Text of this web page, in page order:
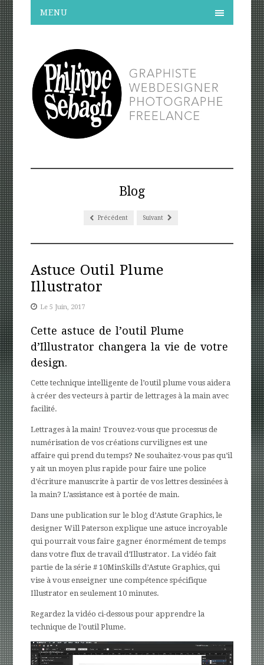
MENU
Blog
Précédent Suivant
Astuce Outil Plume
Illustrator
Le 5 Juin, 2017
Cette astuce de l’outil Plume
d’Illustrator changera la vie de votre
design.
Cette technique intelligente de l’outil plume vous aidera
à créer des vecteurs à partir de lettrages à la main avec
facilité.
Lettrages à la main! Trouvez-vous que processus de
numérisation de vos créations curvilignes est une
affaire qui prend du temps? Ne souhaitez-vous pas qu’il
y ait un moyen plus rapide pour faire une police
d’écriture manuscrite à partir de vos lettres dessinées à
la main? L’assistance est à portée de main.
Dans une publication sur le blog d’Astute Graphics, le
designer Will Paterson explique une astuce incroyable
qui pourrait vous faire gagner énormément de temps
dans votre flux de travail d’Illustrator. La vidéo fait
partie de la série # 10MinSkills d’Astute Graphics, qui
vise à vous enseigner une compétence spécifique
Illustrator en seulement 10 minutes.
Regardez la vidéo ci-dessous pour apprendre la
technique de l’outil Plume.
Lecteur
vidéo